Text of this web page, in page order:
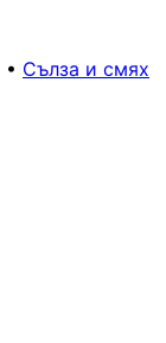
• Сълза и смях